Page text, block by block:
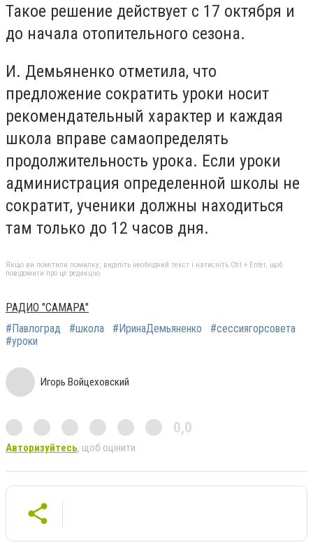
Такое решение действует с 17 октября и
до начала отопительного сезона.
И. Демьяненко отметила, что
предложение сократить уроки носит
рекомендательный характер и каждая
школа вправе самаопределять
продолжительность урока. Если уроки
администрация определенной школы не
сократит, ученики должны находиться
там только до 12 часов дня.
Якщо ви помітили помилку, виділіть необхідний текст і натисніть Ctrl + Enter, щоб
повідомити про це редакцію
РАДИО "САМАРА"
#Павлоград
#школа #ИринаДемьяненко
#сессиягорсовета
#уроки
Игорь Войцеховский
0,0
Авторизуйтесь, щоб оцінити